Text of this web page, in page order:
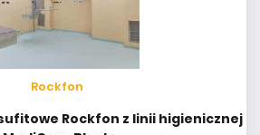
Rockfon
Rockfon z linii higienicznej